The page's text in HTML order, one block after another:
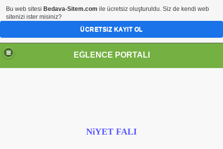
EĞLENCE PORTALI
NiYET FALI
Bu web sitesi Bedava-Sitem.com ile ücretsiz oluşturuldu. Siz de kendi web
sitenizi ister misiniz?
ÜCRETSIZ KAYIT OL